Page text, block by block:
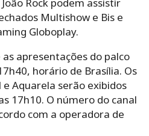
Multishow e Bis e
Globoplay.
apresentações do palco
horário de Brasília. Os
e Aquarela serão exibidos
17h10. O número do canal
com a operadora de